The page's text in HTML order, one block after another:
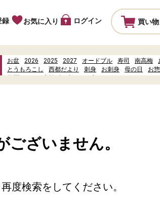
買い
録 お気に入り ログイン
お盆 2026 2025 2027 オードブル 寿司 南高梅
とうもろこし
西都だより 刺身 お刺身 母の日 お
%E3%81%A9%E3%82%93%E3%81%A8%E7%A5%AD
ございません。
度検索をしてください。